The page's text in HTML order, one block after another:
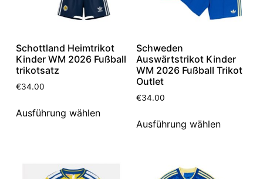
Schottland Heimtrikot
Kinder WM 2026 Fußball
trikotsatz
€34.00
Ausführung wählen
Schweden
Auswärtstrikot Kinder
WM 2026 Fußball Trikot
Outlet
€34.00
Ausführung wählen